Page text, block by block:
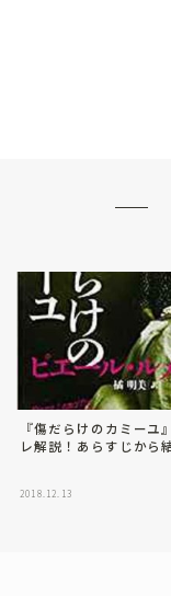
『傷だらけのカミーユ
レ解説！あらすじから
2018.12.13